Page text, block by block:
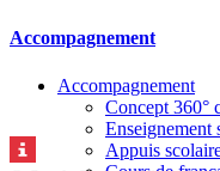
Accompagnement
Accompagnement
Concept 360°
Enseignement
Appuis